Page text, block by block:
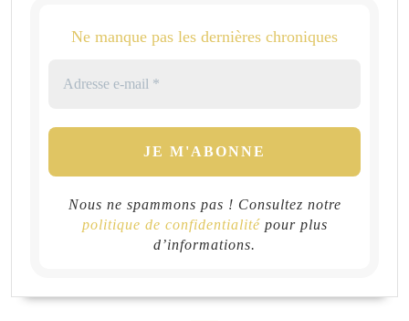
Ne manque pas les dernières chroniques
Nous ne spammons pas ! Consultez notre
politique de confidentialitépour plus
d’informations.